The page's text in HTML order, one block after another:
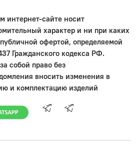
интернет-сайте носит
характер и ни при каких
офертой, определяемой
Гражданского кодекса РФ.
собой право без
вносить изменения в
и комплектацию изделий